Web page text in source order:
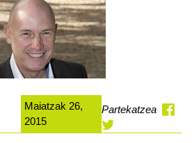
Maiatzak 26,
2015
Partekatzea